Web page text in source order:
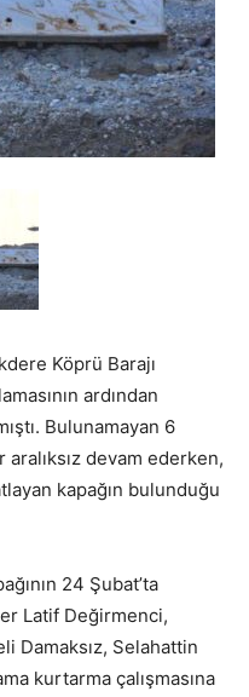
Köprü Barajı
ardından
Bulunamayan 6
devam ederken,
kapağın bulunduğu
24 Şubat’ta
Latif Değirmenci,
Damaksız, Selahattin
kurtarma çalışmasına